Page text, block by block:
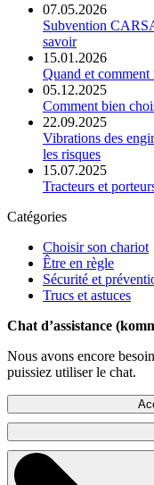
07.05.2026
Subvention
savoir
15.01.2026
Quand et comment
05.12.2025
Comment bien
22.09.2025
Vibrations des
les risques
15.07.2025
Tracteurs et
Catégories
Choisir son chariot
Être en règle
Sécurité et
Trucs et astuces
Chat d’assistance
Nous avons encore
puissiez utiliser le chat.